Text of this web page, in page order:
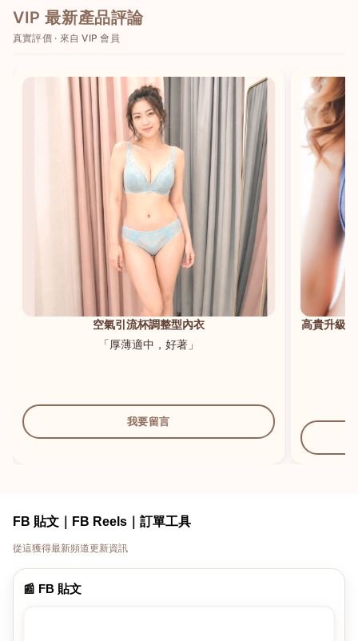
VIP 最新產品評論
真實評價 · 來自 VIP 會員
空氣引流杯調整型內衣
「厚薄適中，好著」
我要留言
高貴升級
FB 貼文｜FB Reels｜訂單工具
從這獲得最新頻道更新資訊
📰 FB 貼文
English